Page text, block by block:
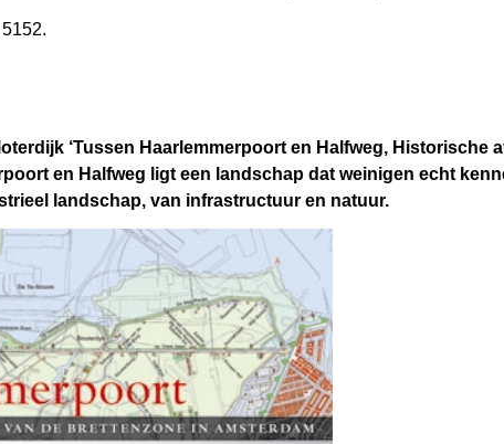
‘Tussen Haarlemmerpoort en Halfweg, Historische
en Halfweg ligt een landschap dat weinigen echt
landschap, van infrastructuur en natuur.